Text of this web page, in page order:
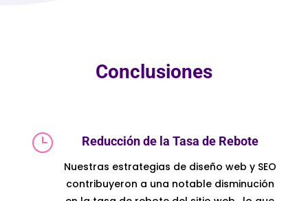
Conclusiones
} Reducción de la Tasa de Rebote
Nuestras estrategias de diseño web y SEO
contribuyeron a una notable disminución